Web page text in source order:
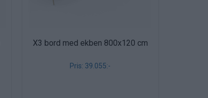
X3 bord med ekben 800x120 cm
Pris: 39.055:-